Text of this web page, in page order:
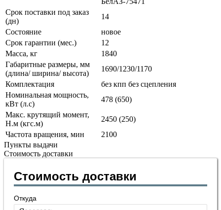
Срок поставки под заказ
(дн)
14
Состояние
новое
Срок гарантии (мес.)
12
Масса, кг
1840
Габаритные размеры, мм
(длина/ ширина/ высота)
1690/1230/1170
Комплектация
без кпп без сцепления
Номинальная мощность,
кВт (л.с)
478 (650)
Макс. крутящий момент,
Н.м (кгс.м)
2450 (250)
Частота вращения, мин
2100
Пункты выдачи
Стоимость доставки
Стоимость доставки
Откуда